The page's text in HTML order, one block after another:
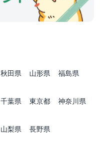
秋田県 山形県
福島県
千葉県 東京都
神奈川県
山梨県
長野県